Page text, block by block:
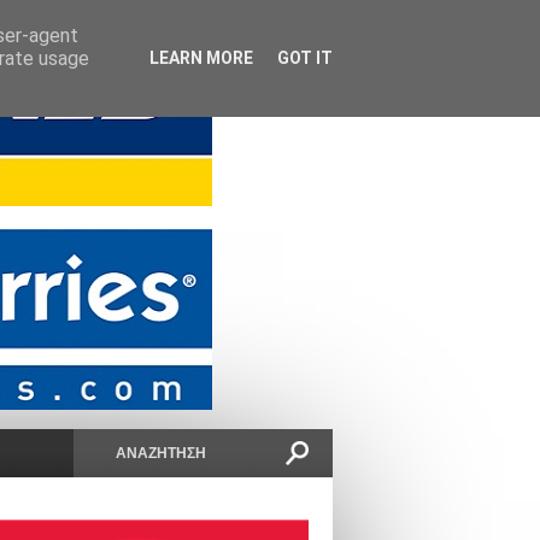
agent
usage
LEARN MORE GOT IT